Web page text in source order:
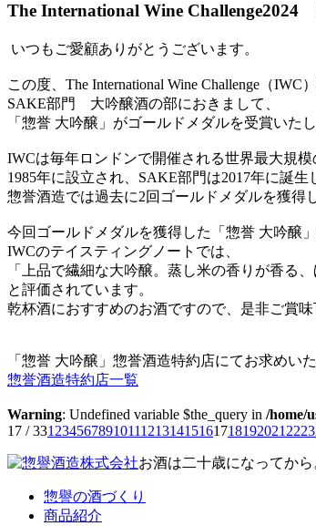
The International Wine Challenge2024
いつもご愛顧ありがとうございます。
この度、The International Wine Challenge（IWC
SAKE部門 大吟醸酒の部におきまして、
「惣誉 大吟醸」がゴールドメダルを受賞いたし
IWCは毎年ロンドンで開催される世界最大規
1985年に設立され、SAKE部門は2017年に誕生
惣誉酒造では過去に2回ゴールドメダルを獲得
今回ゴールドメダルを獲得した「惣誉 大吟醸
IWCのテイスティングノートでは、
「上品で繊細な大吟醸。蒸し米の香りが香る
と評価されています。
乾杯酒におすすめのお酒ですので、是非ご賞味
「惣誉 大吟醸」惣誉酒造特約店にてお求めい
惣誉酒造特約店一覧
Warning: Undefined variable $the_query in /home/
17 / 331 23456789101112131415161718192021 2223
お酒は二十歳になってから
惣譽の酒づくり
商品紹介